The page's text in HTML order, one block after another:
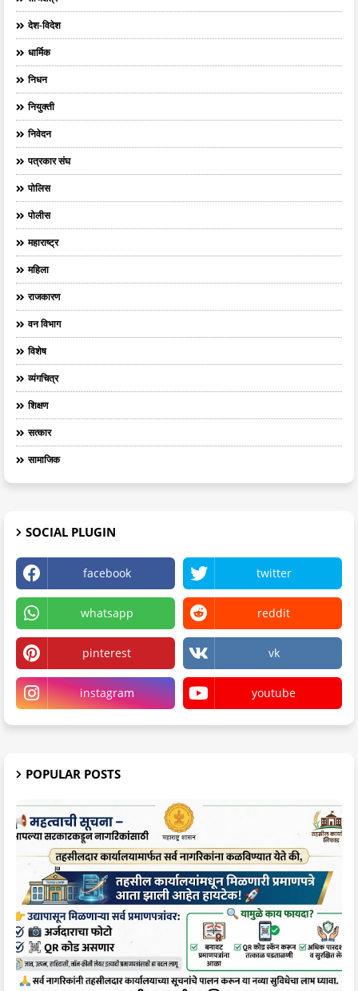
देश-विदेश
धार्मिक
निधन
नियुक्ती
निवेदन
पत्रकार संघ
पोलिस
पोलीस
महाराष्ट्र
महिला
राजकारण
वन विभाग
विशेष
व्यंगचित्र
शिक्षण
सत्कार
सामाजिक
SOCIAL PLUGIN
facebook twitter
whatsapp reddit
pinterest vk
instagram youtube
POPULAR POSTS